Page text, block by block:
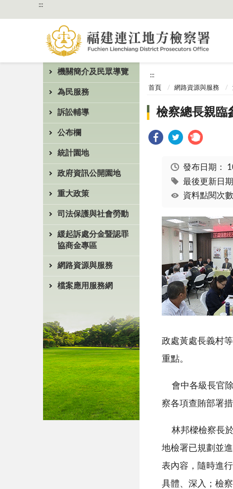
:::
機關簡介及民眾導覽
為民服務
訴訟輔導
公布欄
統計園地
政府資訊公開園地
重大政策
司法保護與社會勞動
緩起訴處分金暨認罪
協商金專區
網路資源與服務
檔案應用服務網
:::
首頁 網路資源與服務
檢察總長親臨
發布日期：
最後更新日
資料點閱次
政處黃處長義村
重點。
會中各級長官除
察各項查賄部署
林邦樑檢察長於
地檢署已規劃並
表內容，隨時進
具體、深入；檢